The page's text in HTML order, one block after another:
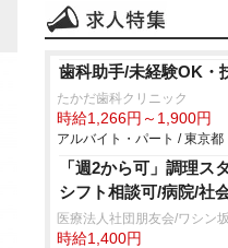
歯科助手/未経験OK・
たかだ歯科クリニック
時給1,266円～1,900円
アルバイト・パート / 東京都
「週2から可」調理ス
シフト相談可/病院/社
医療法人社団朋友会/ワシン
時給1,400円